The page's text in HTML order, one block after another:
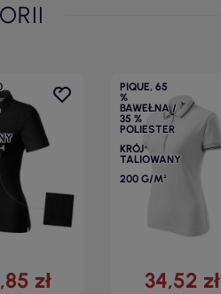
zł
PIQUE, 65
%
BAWEŁNA /
35 %
POLIESTER
KRÓJ
TALIOWANY
200 G/M²
34,52 zł